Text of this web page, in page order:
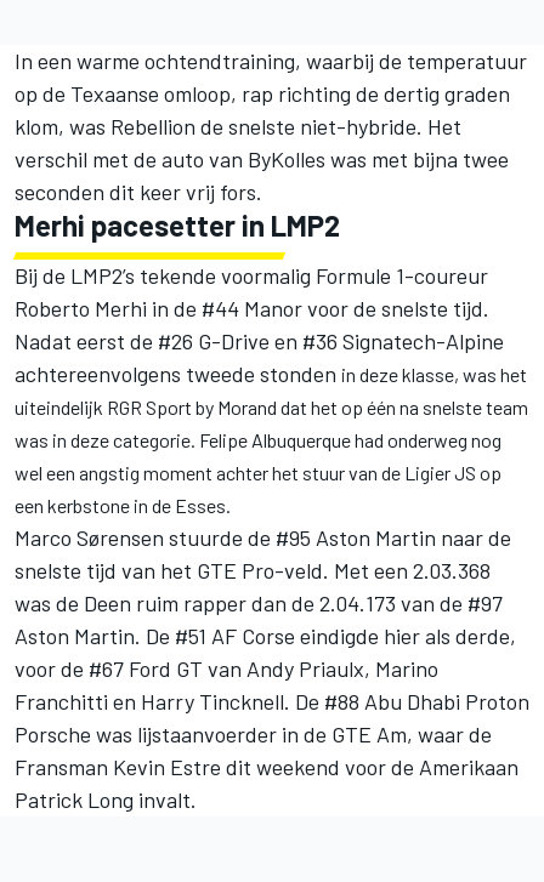
In een warme ochtendtraining, waarbij de temperatuur
op de Texaanse omloop, rap richting de dertig graden
klom, was Rebellion de snelste niet-hybride. Het
verschil met de auto van ByKolles was met bijna twee
seconden dit keer vrij fors.
Merhi pacesetter in LMP2
Bij de LMP2’s tekende voormalig Formule 1-coureur
Roberto Merhi in de #44 Manor voor de snelste tijd.
Nadat eerst de #26 G-Drive en #36 Signatech-Alpine
achtereenvolgens tweede stonden in deze klasse, was het
uiteindelijk RGR Sport by Morand dat het op één na snelste team
was in deze categorie. Felipe Albuquerque had onderweg nog
wel een angstig moment achter het stuur van de Ligier JS op
een kerbstone in de Esses.
Marco Sørensen stuurde de #95 Aston Martin naar de
snelste tijd van het GTE Pro-veld. Met een 2.03.368
was de Deen ruim rapper dan de 2.04.173 van de #97
Aston Martin. De #51 AF Corse eindigde hier als derde,
voor de #67 Ford GT van Andy Priaulx, Marino
Franchitti en Harry Tincknell. De #88 Abu Dhabi Proton
Porsche was lijstaanvoerder in de GTE Am, waar de
Fransman Kevin Estre dit weekend voor de Amerikaan
Patrick Long invalt.